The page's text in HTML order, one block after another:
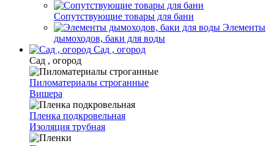
Сопутствующие товары для бани
Элементы
дымоходов, баки для воды
Сад , огород
Сад , огород
Пиломатериалы строганные
Вишера
Пленка подкровельная
Изоляция трубная